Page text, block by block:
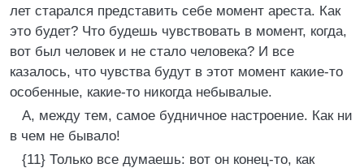
лет старался представить себе момент ареста. Как
это будет? Что будешь чувствовать в момент, когда,
вот был человек и не стало человека? И все
казалось, что чувства будут в этот момент какие-то
особенные, какие-то никогда небывалые.
А, между тем, самое будничное настроение. Как ни
в чем не бывало!
{11} Только все думаешь: вот он конец-то, как